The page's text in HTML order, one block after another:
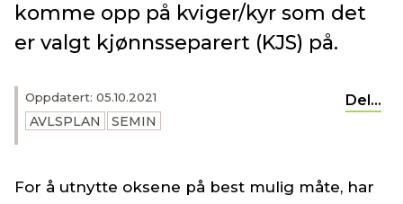
Oppdatert: 05.10.2021
AVLSPLAN SEMIN
Del...
komme opp på kviger/kyr som det
er valgt kjønnsseparert (KJS) på.
For å utnytte oksene på best mulig måte, har